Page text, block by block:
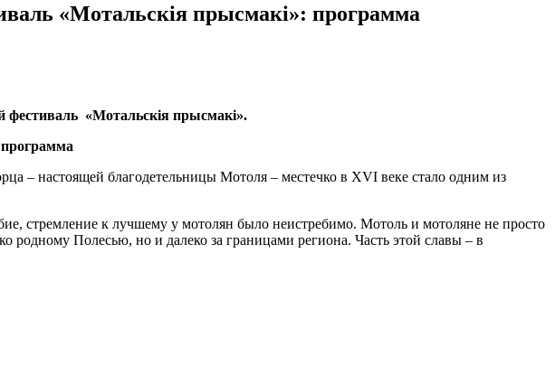
«Мотальскія прысмакі»: программа
«Мотальскія прысмакі».
– настоящей благодетельницы Мотоля – местечко в XVI веке стало одним из
стремление к лучшему у мотолян было неистребимо. Мотоль и мотоляне не просто
родному Полесью, но и далеко за границами региона. Часть этой славы – в